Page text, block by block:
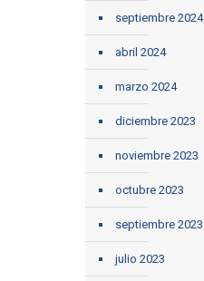
septiembre 2024
abril 2024
marzo 2024
diciembre 2023
noviembre 2023
octubre 2023
septiembre 2023
julio 2023